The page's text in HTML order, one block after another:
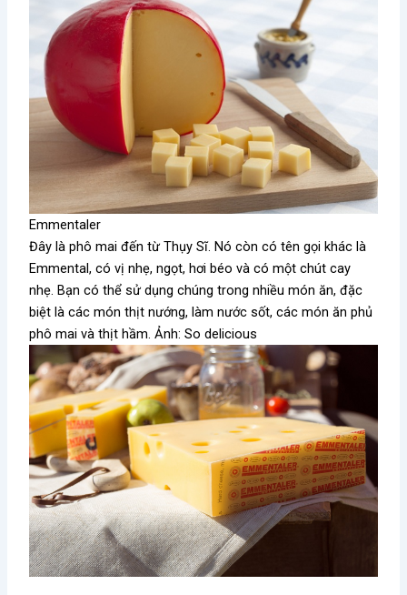
Emmentaler
Đây là phô mai đến từ Thụy Sĩ. Nó còn có tên gọi khác là
Emmental, có vị nhẹ, ngọt, hơi béo và có một chút cay
nhẹ. Bạn có thể sử dụng chúng trong nhiều món ăn, đặc
biệt là các món thịt nướng, làm nước sốt, các món ăn phủ
phô mai và thịt hầm. Ảnh: So delicious